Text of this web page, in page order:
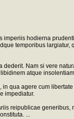
imperiis hodierna
temporibus largiatur,
Nam si vere
atque
qua agere cum
impediatur.
reipublicae generibus,
...